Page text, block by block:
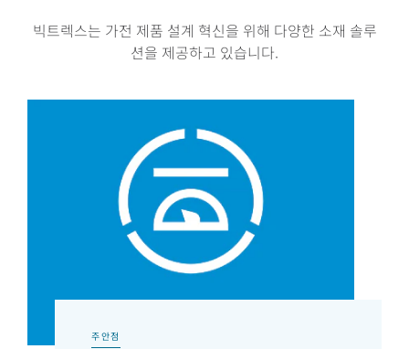
빅트렉스는 가전 제품 설계 혁신을 위해 다양한 소재 솔루
션을 제공하고 있습니다.
주안점